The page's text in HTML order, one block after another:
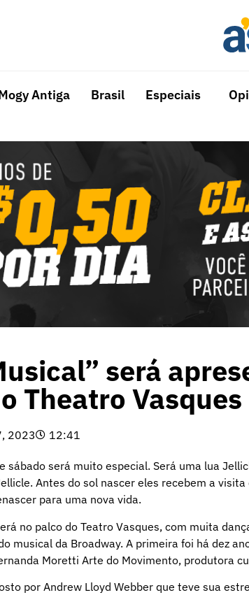
Antiga Brasil Especiais
será
Theatro Vasques
2023 12:41
sábado será muito especial. Será uma lua
Antes do sol nascer eles recebem a
para uma nova vida.
no palco do Teatro Vasques, com muita
musical da Broadway. A primeira foi há dez
Moretti Arte do Movimento, produtora
por Andrew Lloyd Webber que teve sua